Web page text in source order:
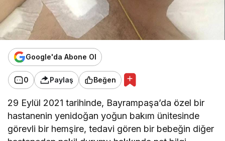
Google'da Abone Ol
0 Paylaş Beğen
29 Eylül 2021 tarihinde, Bayrampaşa’da özel bir
hastanenin yenidoğan yoğun bakım ünitesinde
görevli bir hemşire, tedavi gören bir bebeğin diğer